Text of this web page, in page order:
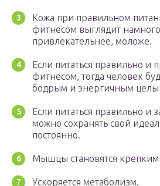
Кожа при правильном
фитнесом выглядит
привлекательнее, моложе.
Если питаться правильно и
фитнесом, тогда человек
бодрым и энергичным
Если питаться правильно и
можно сохранять свой
постоянно.
Мышцы становятся
Ускоряется метаболизм.